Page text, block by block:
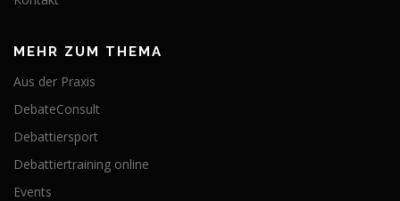
MEHR ZUM THEMA
Aus der Praxis
DebateConsult
Debattiersport
Debattiertraining online
Events